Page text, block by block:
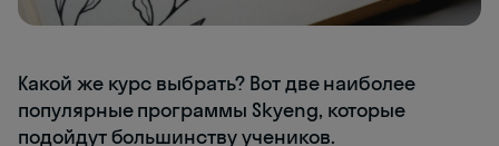
Какой же курс выбрать? Вот две наиболее
популярные программы Skyeng, которые
подойдут большинству учеников.